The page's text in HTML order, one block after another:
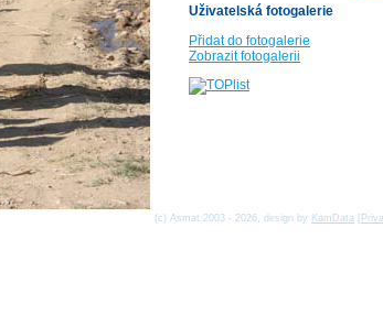
Uživatelská fotogalerie
Přidat do fotogalerie
Zobrazit fotogalerii
(c) Asmat 2003 - 2026, design by KamData